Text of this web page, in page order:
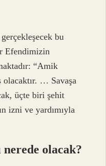
bu
Efendimizin
“Amik
olacaktır. … Savaşa
üçte biri şehit
izni ve yardımıyla
nerede olacak?